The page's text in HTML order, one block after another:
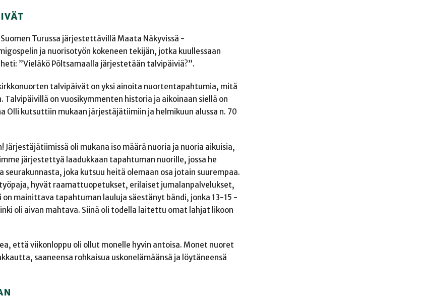
Turussa järjestettävillä Maata Näkyvissä -
ja nuorisotyön kokeneen tekijän, jotka kuullessaan
”Vieläkö Põltsamaalla järjestetään talvipäiviä?”.
talvipäivät on yksi ainoita nuortentapahtumia, mitä
on vuosikymmenten historia ja aikoinaan siellä on
Olli kutsuttiin mukaan järjestäjätiimiin ja helmikuun alussa n. 70
oli mukana iso määrä nuoria ja nuoria aikuisia,
järjestettyä laadukkaan tapahtuman nuorille, jossa he
seurakunnasta, joka kutsuu heitä olemaan osa jotain suurempaa.
hyvät raamattuopetukset, erilaiset jumalanpalvelukset,
mainittava tapahtuman lauluja säestänyt bändi, jonka 13-15 -
oli aivan mahtava. Siinä oli todella laitettu omat lahjat likoon
että viikonloppu oli ollut monelle hyvin antoisa. Monet nuoret
saaneensa rohkaisua uskonelämäänsä ja löytäneensä